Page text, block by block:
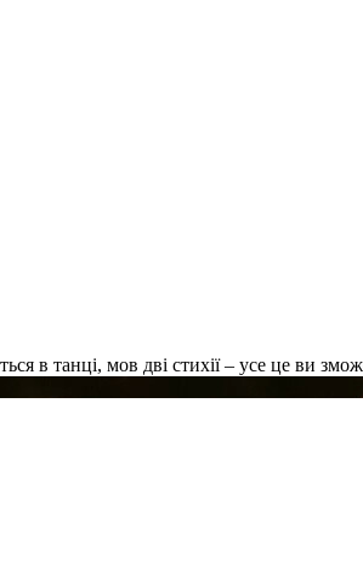
в танці, мов дві стихії – усе це ви